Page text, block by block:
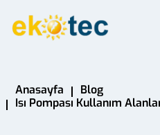
Anasayfa
Blog
Isı Pompası Kullanım